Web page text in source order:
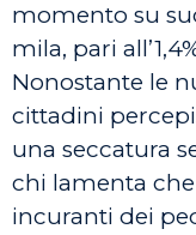
momento su
mila, pari
Nonostante le
cittadini
una seccatura
chi lamenta
incuranti dei